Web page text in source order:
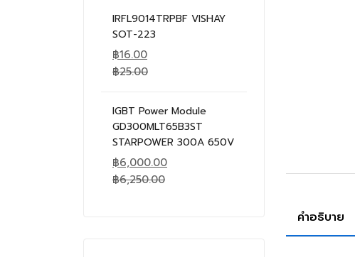
IRFL9014TRPBF VISHAY
SOT-223
฿16.00
฿25.00
IGBT Power Module
GD300MLT65B3ST
STARPOWER 300A 650V
฿6,000.00
฿6,250.00
คำอธิบาย